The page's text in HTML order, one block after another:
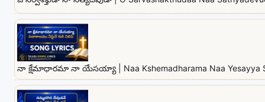
నా క్షేమాధారమా నా యేసయ్యా | Naa Kshemadharama Naa Yesayya